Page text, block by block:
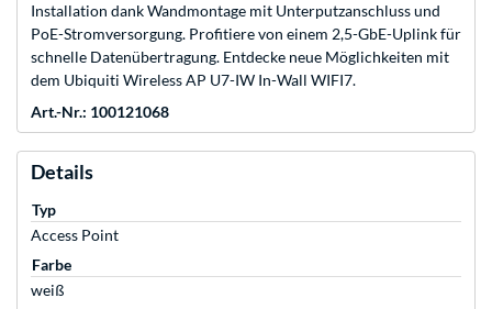
Installation dank Wandmontage mit Unterputzanschluss und
PoE-Stromversorgung. Profitiere von einem 2,5-GbE-Uplink für
schnelle Datenübertragung. Entdecke neue Möglichkeiten mit
dem Ubiquiti Wireless AP U7-IW In-Wall WIFI7.
Art.-Nr.: 100121068
Details
Typ
Access Point
Farbe
weiß